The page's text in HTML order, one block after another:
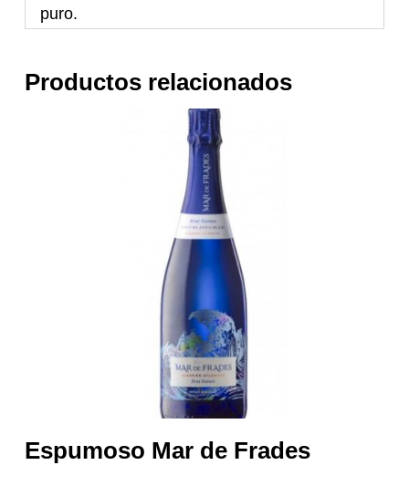
puro.
Productos relacionados
Espumoso Mar de Frades